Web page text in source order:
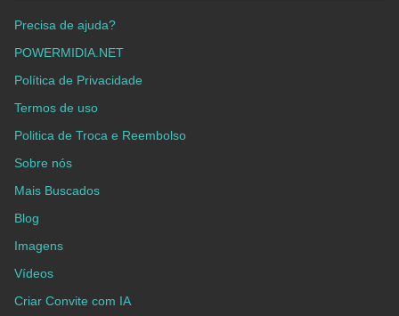
Precisa de ajuda?
POWERMIDIA.NET
Política de Privacidade
Termos de uso
Politica de Troca e Reembolso
Sobre nós
Mais Buscados
Blog
Imagens
Vídeos
Criar Convite com IA